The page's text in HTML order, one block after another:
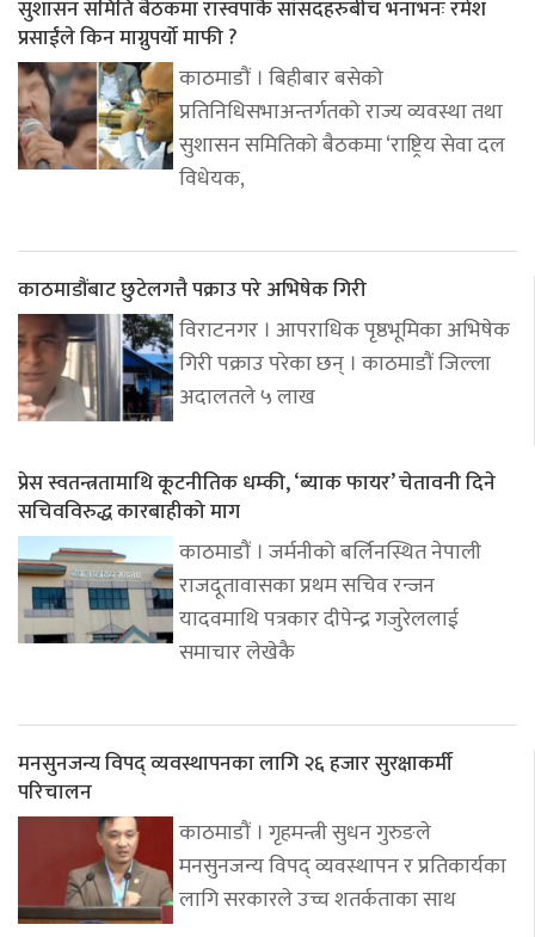
सुशासन समिति बैठकमा रास्वपाकै सांसदहरुबीच भनाभनः रमेश
प्रसाईंले किन माग्नुपर्यो माफी ?
काठमाडौं । बिहीबार बसेको
प्रतिनिधिसभाअन्तर्गतको राज्य व्यवस्था तथा
सुशासन समितिको बैठकमा ‘राष्ट्रिय सेवा दल
विधेयक,
काठमाडौंबाट छुटेलगत्तै पक्राउ परे अभिषेक गिरी
विराटनगर । आपराधिक पृष्ठभूमिका अभिषेक
गिरी पक्राउ परेका छन् । काठमाडौं जिल्ला
अदालतले ५ लाख
प्रेस स्वतन्त्रतामाथि कूटनीतिक धम्की, ‘ब्याक फायर’ चेतावनी दिने
सचिवविरुद्ध कारबाहीको माग
काठमाडौं । जर्मनीको बर्लिनस्थित नेपाली
राजदूतावासका प्रथम सचिव रन्जन
यादवमाथि पत्रकार दीपेन्द्र गजुरेललाई
समाचार लेखेकै
मनसुनजन्य विपद् व्यवस्थापनका लागि २६ हजार सुरक्षाकर्मी
परिचालन
काठमाडौं । गृहमन्त्री सुधन गुरुङले
मनसुनजन्य विपद् व्यवस्थापन र प्रतिकार्यका
लागि सरकारले उच्च शतर्कताका साथ